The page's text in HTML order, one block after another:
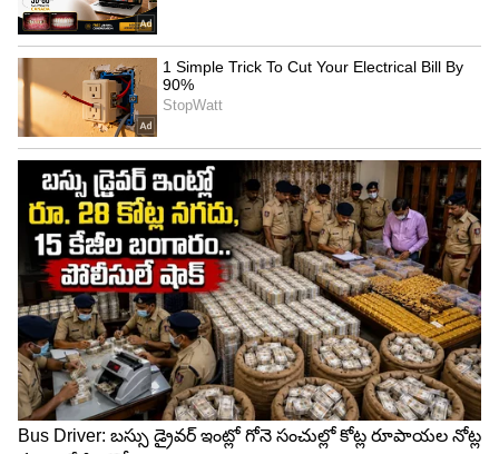
Chicken:కేజీ చికెన్ కూరలో ఎంత అల్లం వెల్లుల్లి పేస్ట్
వేయాలి?
3
3
Image Credit :Our Own
మ్యాగీ మసాలా తయారు చేసే విధానం....
ఈ మసాలా తయారు చేయడానికి ముందుగా ధనియాలు,
జీలకర్ర, సోంపు, లవంగాలు, దాల్చిన చెక్క వంటి మసాలా